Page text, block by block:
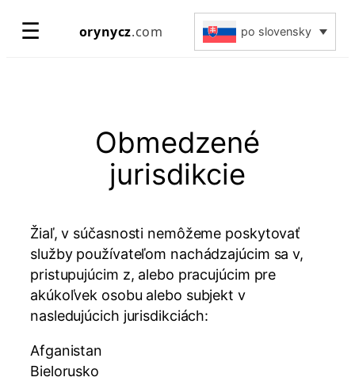
☰ orynycz.com po slovensky
Obmedzené
jurisdikcie
Žiaľ, v súčasnosti nemôžeme poskytovať
služby používateľom nachádzajúcim sa v,
pristupujúcim z, alebo pracujúcim pre
akúkoľvek osobu alebo subjekt v
nasledujúcich jurisdikciách:
Afganistan
Bielorusko